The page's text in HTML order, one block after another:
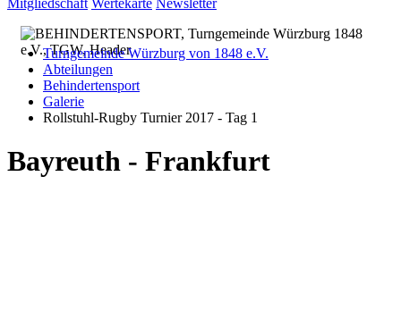
Mitgliedschaft Wertekarte Newsletter
Turngemeinde Würzburg von 1848 e.V.
Abteilungen
Behindertensport
Galerie
Rollstuhl-Rugby Turnier 2017 - Tag 1
Bayreuth - Frankfurt